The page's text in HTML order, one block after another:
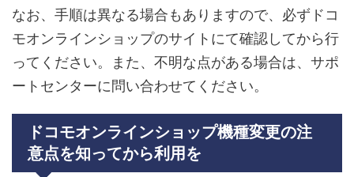
なお、手順は異なる場合もありますので、必ずドコ
モオンラインショップのサイトにて確認してから行
ってください。また、不明な点がある場合は、サポ
ートセンターに問い合わせてください。
ドコモオンラインショップ機種変更の注
意点を知ってから利用を